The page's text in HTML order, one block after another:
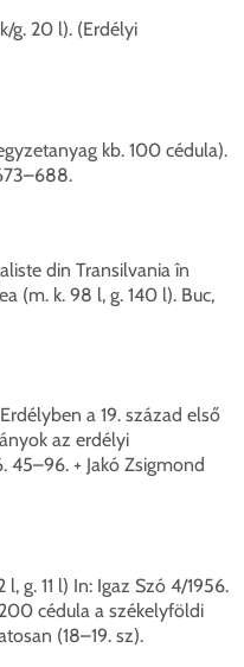
g. 20 l). (Erdélyi
kb. 100 cédula).
din Transilvania în
(m. k. 98 l, g. 140 l). Buc,
a 19. század első
az erdélyi
45–96. + Jakó Zsigmond
g. 11 l) In: Igaz Szó 4/1956.
200 cédula a székelyföldi
(18–19. sz).